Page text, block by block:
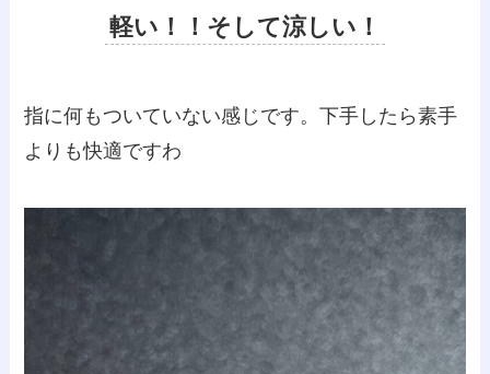
軽い！！そして涼しい！
指に何もついていない感じです。下手したら素手
よりも快適ですわ